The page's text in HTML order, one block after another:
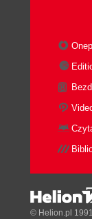
© Helion.pl